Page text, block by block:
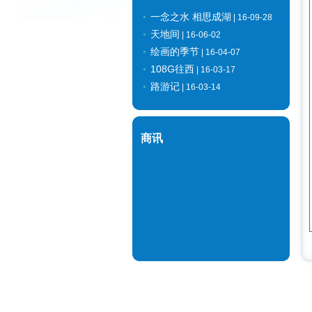
一念之水 相思成湖 | 16-09-28
天地间 | 16-06-02
绘画的季节 | 16-04-07
108G往西 | 16-03-17
路游记 | 16-03-14
商讯